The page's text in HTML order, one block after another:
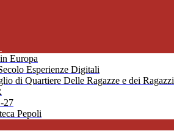
Europa
Esperienze Digitali
di Quartiere Delle Ragazze e dei Ragazzi
27
Pepoli